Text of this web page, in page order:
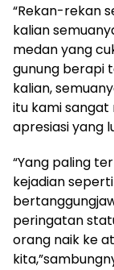
“Rekan-rekan
kalian
medan yang
gunung berapi
kalian,
itu kami
apresiasi yang
“Yang paling
kejadian
peringatan
orang naik ke